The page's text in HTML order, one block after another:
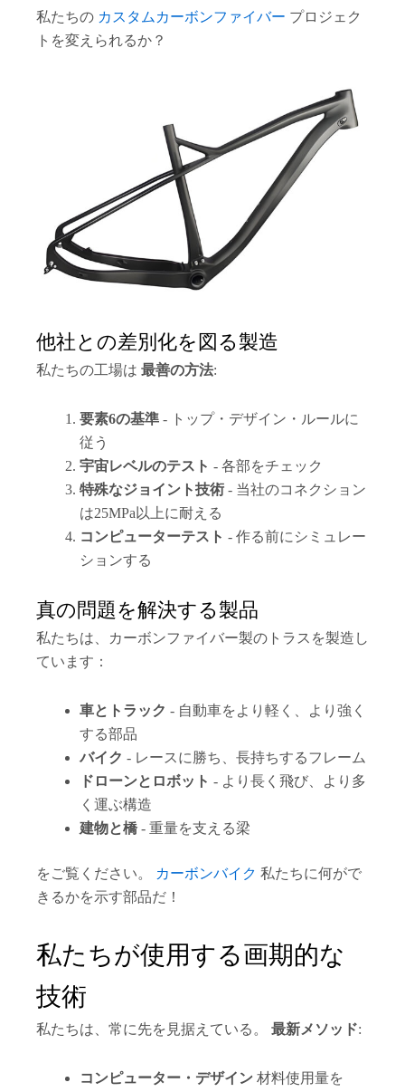
私たちの カスタムカーボンファイバー プロジェク
トを変えられるか？
他社との差別化を図る製造
私たちの工場は 最善の方法:
要素6の基準 - トップ・デザイン・ルールに
従う
宇宙レベルのテスト - 各部をチェック
特殊なジョイント技術 - 当社のコネクション
は25MPa以上に耐える
コンピューターテスト - 作る前にシミュレー
ションする
真の問題を解決する製品
私たちは、カーボンファイバー製のトラスを製造し
ています：
車とトラック - 自動車をより軽く、より強く
する部品
バイク - レースに勝ち、長持ちするフレーム
ドローンとロボット - より長く飛び、より多
く運ぶ構造
建物と橋 - 重量を支える梁
をご覧ください。 カーボンバイク 私たちに何がで
きるかを示す部品だ！
私たちが使用する画期的な
技術
私たちは、常に先を見据えている。 最新メソッド:
コンピューター・デザイン 材料使用量を